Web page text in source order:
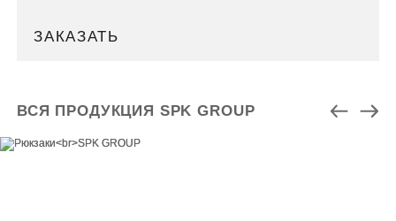
ЗАКАЗАТЬ
ВСЯ ПРОДУКЦИЯ SPK GROUP